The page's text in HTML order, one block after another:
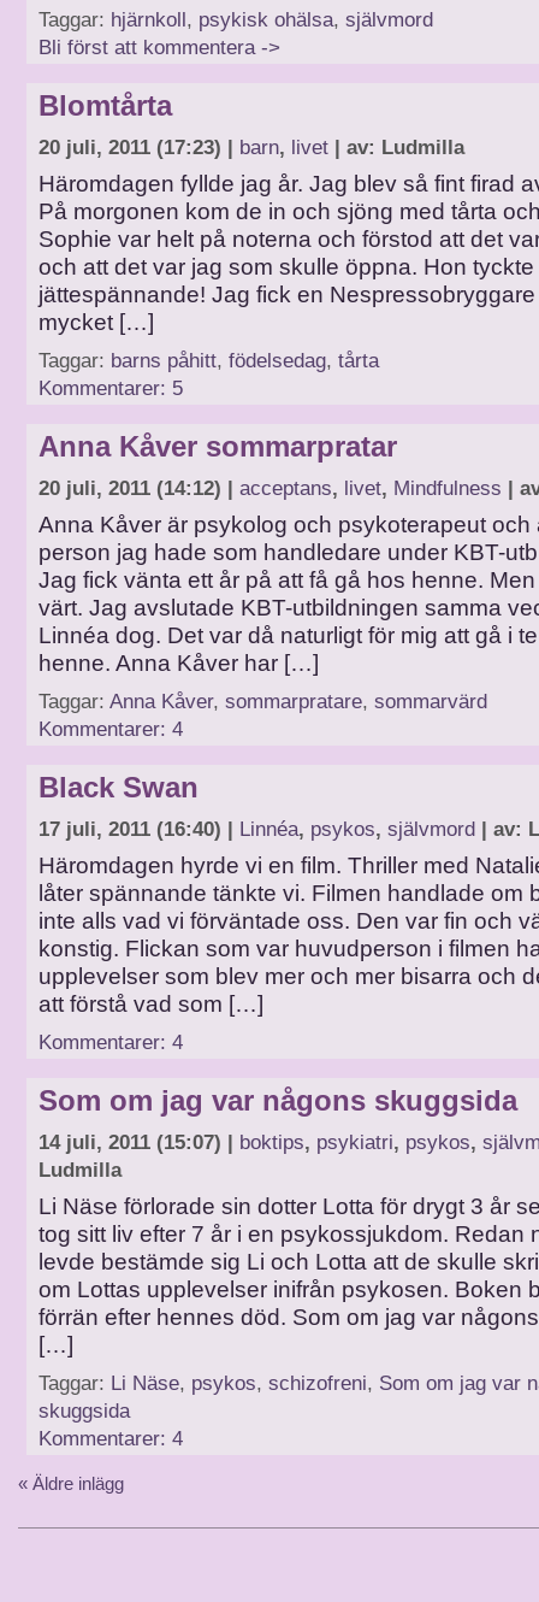
Taggar: hjärnkoll, psykisk ohälsa, självmord
Bli först att kommentera ->
Blomtårta
20 juli, 2011 (17:23) | barn, livet | av: Ludmilla
Häromdagen fyllde jag år. Jag blev så fint firad
På morgonen kom de in och sjöng med tårta
Sophie var helt på noterna och förstod att det
och att det var jag som skulle öppna. Hon
jättespännande! Jag fick en
mycket […]
Taggar: barns påhitt, födelsedag, tårta
Kommentarer: 5
Anna Kåver sommarpratar
20 juli, 2011 (14:12) | acceptans, livet, Mindfulness |
Anna Kåver är psykolog och psykoterapeut och
person jag hade som handledare under KBT-
Jag fick vänta ett år på att få gå hos henne.
värt. Jag avslutade KBT-utbildningen samma
Linnéa dog. Det var då naturligt för mig att gå i
henne. Anna Kåver har […]
Taggar: Anna Kåver, sommarpratare, sommarvärd
Kommentarer: 4
Black Swan
17 juli, 2011 (16:40) | Linnéa, psykos, självmord | av:
Häromdagen hyrde vi en film. Thriller med
låter spännande tänkte vi. Filmen handlade om
inte alls vad vi förväntade oss. Den var fin och
konstig. Flickan som var huvudperson i filmen
upplevelser som blev mer och mer bisarra och
att förstå vad som […]
Kommentarer: 4
Som om jag var någons skuggsida
14 juli, 2011 (15:07) | boktips, psykiatri, psykos,
Ludmilla
Li Näse förlorade sin dotter Lotta för drygt 3 år
tog sitt liv efter 7 år i en psykossjukdom. Redan
levde bestämde sig Li och Lotta att de skulle
om Lottas upplevelser inifrån psykosen. Boken
förrän efter hennes död. Som om jag var
[…]
Taggar: Li Näse, psykos, schizofreni, Som om jag var
skuggsida
Kommentarer: 4
« Äldre inlägg